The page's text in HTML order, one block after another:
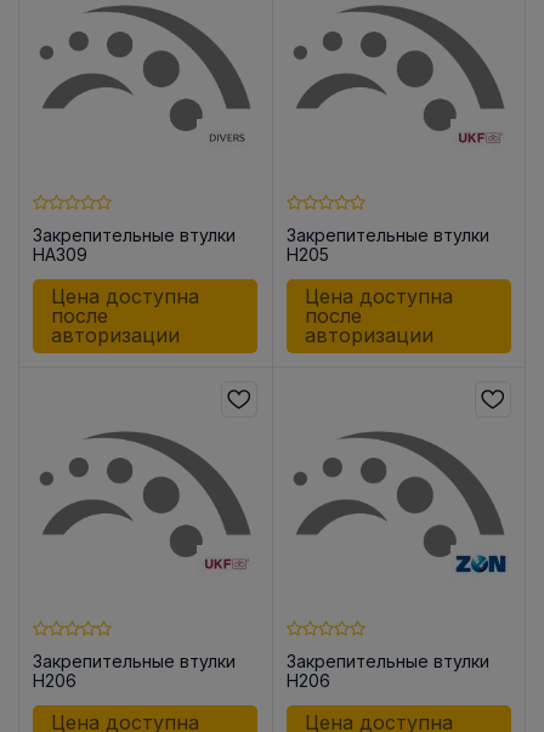
Закрепительные втулки
HA309
Цена доступна
после
авторизации
Закрепительные втулки
H205
Цена доступна
после
авторизации
Закрепительные втулки
H206
Цена доступна
Закрепительные втулки
H206
Цена доступна